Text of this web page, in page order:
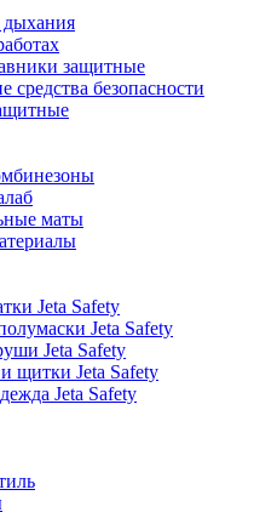
дыхания
защитные
средства безопасности
маты
Jeta Safety
Jeta Safety
Jeta Safety
щитки Jeta Safety
Jeta Safety